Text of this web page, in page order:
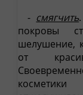
- смягчить
покровы
шелушение,
от